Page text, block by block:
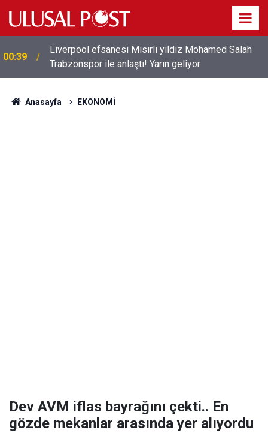
00:39
Liverpool efsanesi Mısırlı yıldız Mohamed Salah
Trabzonspor ile anlaştı! Yarın geliyor
Anasayfa EKONOMİ
Dev AVM iflas bayrağını çekti.. En
gözde mekanlar arasında yer alıyordu